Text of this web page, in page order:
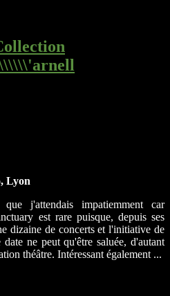
Lyon
j'attendais impatiemment car
est rare puisque, depuis ses
dizaine de concerts et l'initiative de
ne peut qu'être saluée, d'autant
théâtre. Intéressant également ...